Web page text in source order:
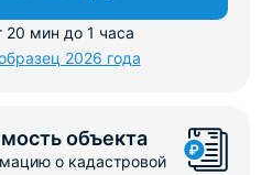
20 мин до 1 часа
2026 года
объекта
о кадастровой